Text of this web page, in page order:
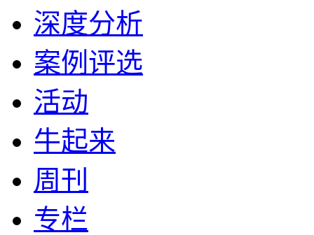
深度分析
案例评选
活动
牛起来
周刊
专栏